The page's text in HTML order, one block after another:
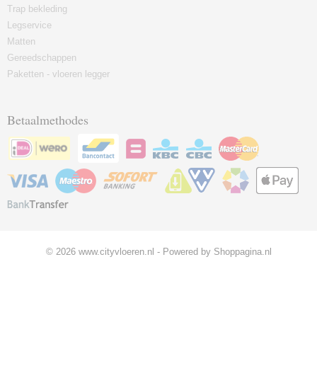
Trap bekleding
Legservice
Matten
Gereedschappen
Paketten - vloeren legger
Betaalmethodes
© 2026 www.cityvloeren.nl - Powered by Shoppagina.nl